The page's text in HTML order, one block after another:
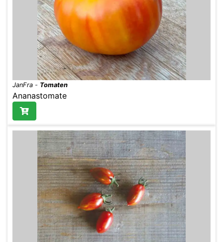
JanFra - Tomaten
Ananastomate